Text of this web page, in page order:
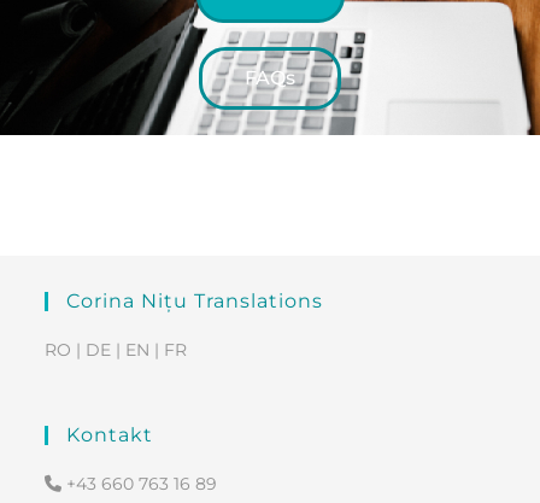
FAQs
Corina Nițu Translations
RO | DE | EN | FR
Kontakt
+43 660 763 16 89